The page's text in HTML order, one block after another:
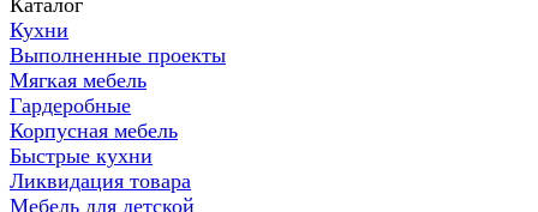
Каталог
Кухни
Выполненные проекты
Мягкая мебель
Гардеробные
Корпусная мебель
Быстрые кухни
Ликвидация товара
Мебель для детской